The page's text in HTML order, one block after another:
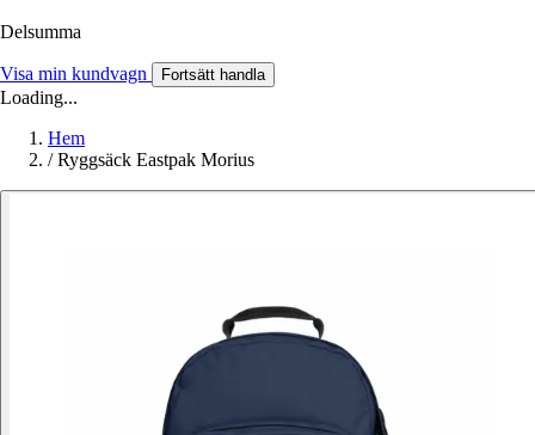
Delsumma
Visa min kundvagn Fortsätt handla
Loading...
Hem
/ Ryggsäck Eastpak Morius